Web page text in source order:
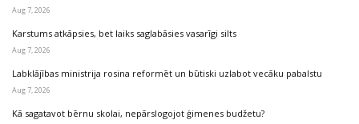
Aug 7, 2026
Karstums atkāpsies, bet laiks saglabāsies vasarīgi silts
Aug 7, 2026
Labklājības ministrija rosina reformēt un būtiski uzlabot vecāku pabalstu
Aug 7, 2026
Kā sagatavot bērnu skolai, nepārslogojot ģimenes budžetu?